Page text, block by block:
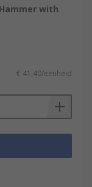
with
€ 41,40/eenheid